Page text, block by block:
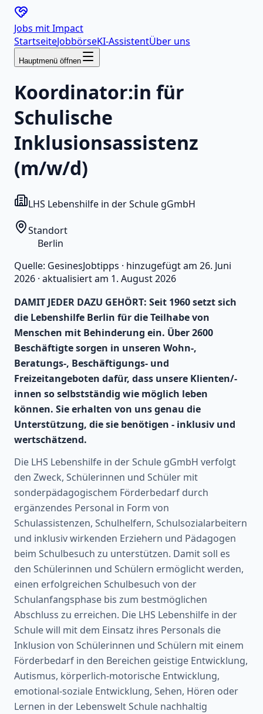
Jobs mitImpact
StartseiteJobbörseKI-AssistentÜber uns
Hauptmenü öffnen
Koordinator:in für
Schulische
Inklusionsassistenz
(m/w/d)
LHS Lebenshilfe in der Schule gGmbH
Standort
Berlin
Quelle: GesinesJobtipps · hinzugefügt am 26. Juni
2026 · aktualisiert am 1. August 2026
DAMIT JEDER DAZU GEHÖRT: Seit 1960 setzt sich
die Lebenshilfe Berlin für die Teilhabe von
Menschen mit Behinderung ein. Über 2600
Beschäftigte sorgen in unseren Wohn-,
Beratungs-, Beschäftigungs- und
Freizeitangeboten dafür, dass unsere Klienten/-
innen so selbstständig wie möglich leben
können. Sie erhalten von uns genau die
Unterstützung, die sie benötigen - inklusiv und
wertschätzend.
Die LHS Lebenshilfe in der Schule gGmbH verfolgt
den Zweck, Schülerinnen und Schüler mit
sonderpädagogischem Förderbedarf durch
ergänzendes Personal in Form von
Schulassistenzen, Schulhelfern, Schulsozialarbeitern
und inklusiv wirkenden Erziehern und Pädagogen
beim Schulbesuch zu unterstützen. Damit soll es
den Schülerinnen und Schülern ermöglicht werden,
einen erfolgreichen Schulbesuch von der
Schulanfangsphase bis zum bestmöglichen
Abschluss zu erreichen. Die LHS Lebenshilfe in der
Schule will mit dem Einsatz ihres Personals die
Inklusion von Schülerinnen und Schülern mit einem
Förderbedarf in den Bereichen geistige Entwicklung,
Autismus, körperlich-motorische Entwicklung,
emotional-soziale Entwicklung, Sehen, Hören oder
Lernen in der Lebenswelt Schule nachhaltig